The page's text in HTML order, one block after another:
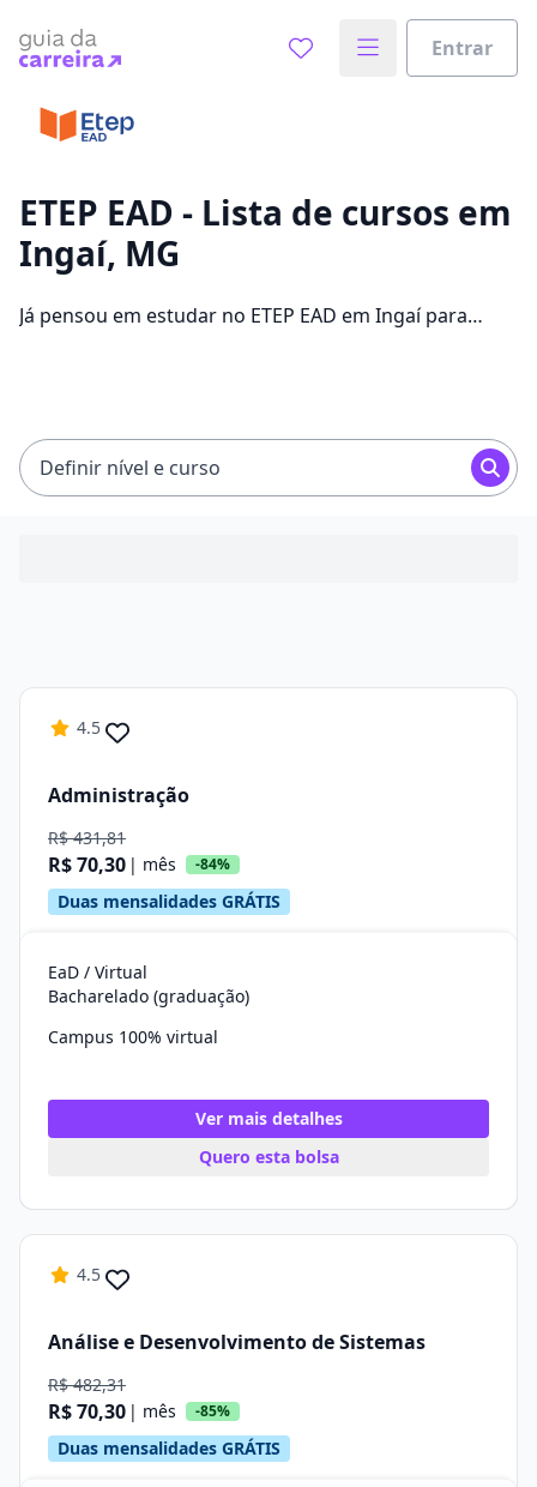
Entrar
Vamos te guiar no caminho ideal para seus estudos
ETEP EAD - Lista de cursos em
Ingaí, MG
Já pensou em estudar no ETEP EAD em Ingaí para
Definir nível e curso
4.5
Administração
R$ 431,81
R$ 70,30 | mês -84%
Duas mensalidades GRÁTIS
EaD / Virtual
Bacharelado (graduação)
Campus 100% virtual
Ver mais detalhes
Quero esta bolsa
4.5
Análise e Desenvolvimento de Sistemas
R$ 482,31
R$ 70,30 | mês -85%
Duas mensalidades GRÁTIS